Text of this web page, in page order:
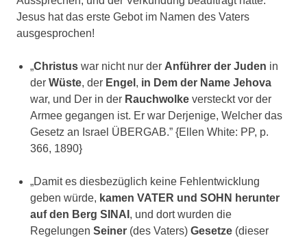
Jesus hat das erste Gebot im Namen des Vaters
ausgesprochen!
„Christus war nicht nur der Anführer der Juden in
der Wüste, der Engel , in Dem der Name Jehova
war, und Der in der Rauchwolke versteckt vor der
Armee gegangen ist. Er war Derjenige, Welcher das
Gesetz an Israel ÜBERGAB.” {Ellen White: PP, p.
366, 1890}
„Damit es diesbezüglich keine Fehlentwicklung
geben würde, kamen VATER und SOHN herunter
auf den Berg SINAI , und dort wurden die
Regelungen Seiner (des Vaters) Gesetze (dieser